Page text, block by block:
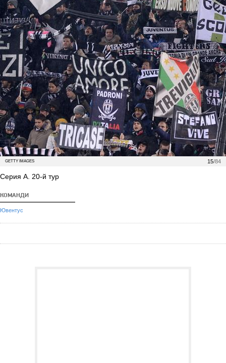
15/84
GETTY IMAGES
Серия А. 20-й тур
КОМАНДИ
Ювентус